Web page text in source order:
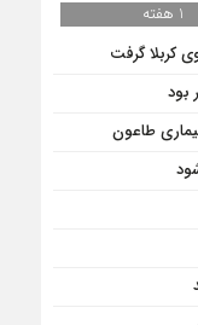
1 هفته
کربلا گرفت
بود
طاعون